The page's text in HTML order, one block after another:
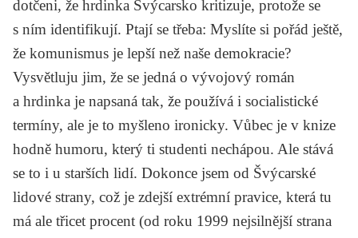
dotčeni, že hrdinka Švýcarsko kritizuje, protože se
s ním identifikují. Ptají se třeba: Myslíte si pořád ještě,
že komunismus je lepší než naše demokracie?
Vysvětluju jim, že se jedná o vývojový román
a hrdinka je napsaná tak, že používá i socialistické
termíny, ale je to myšleno ironicky. Vůbec je v knize
hodně humoru, který ti studenti nechápou. Ale stává
se to i u starších lidí. Dokonce jsem od Švýcarské
lidové strany, což je zdejší extrémní pravice, která tu
má ale třicet procent (od roku 1999 nejsilnější strana